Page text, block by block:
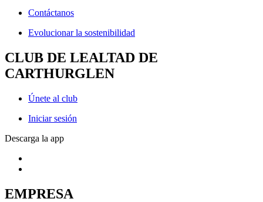
Contáctanos
Evolucionar la sostenibilidad
CLUB DE LEALTAD DE
CARTHURGLEN
Únete al club
Iniciar sesión
Descarga la app
EMPRESA